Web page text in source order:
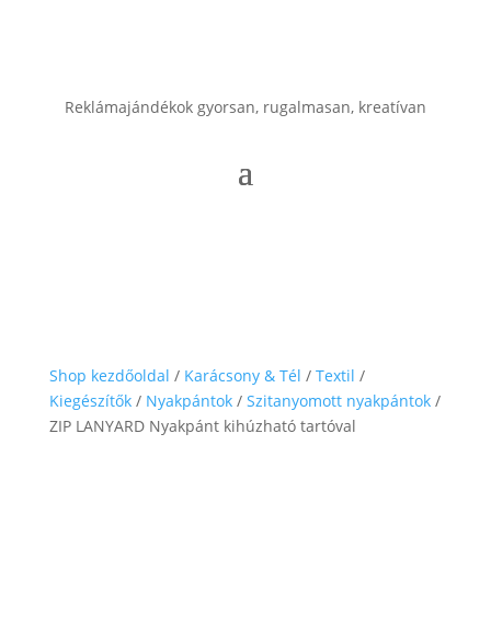
Reklámajándékok gyorsan, rugalmasan, kreatívan
Shop kezdőoldal / Karácsony & Tél / Textil /
Kiegészítők/ Nyakpántok/ Szitanyomott nyakpántok/
ZIP LANYARD Nyakpánt kihúzható tartóval